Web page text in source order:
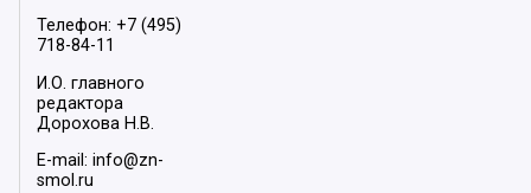
Телефон: +7 (495)
718-84-11
И.О. главного
редактора
Дорохова Н.В.
E-mail: info@zn-
smol.ru